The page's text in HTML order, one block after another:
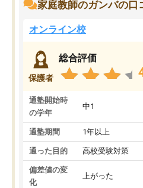
家庭教師のガンバの口
オンライン校
保護者
総合評価
通塾開始時
の学年
中1
通塾期間 1年以上
通った目的 高校受験対策
偏差値の変
化
上がった